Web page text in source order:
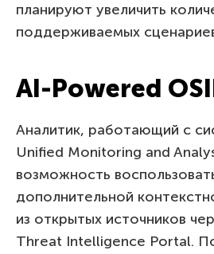
планируют увеличить
поддерживаемых
AI-Powered
Аналитик, работающий с
Unified Monitoring and
возможность
дополнительной
из открытых источников
Threat Intelligence Portal.